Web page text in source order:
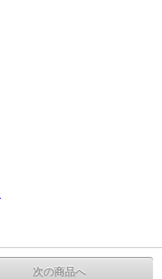
次の商品へ